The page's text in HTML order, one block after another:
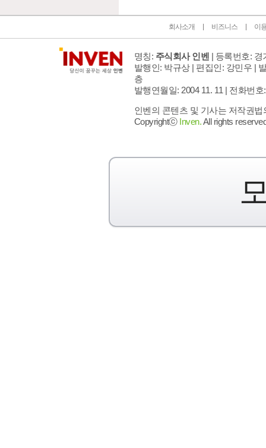
회사소개 비즈니스 이
명칭: 주식회사 인벤 | 등록번호: 경
발행인: 박규상 | 편집인: 강민우 |
층
발행연월일: 2004 11. 11 | 전화번호
인벤의 콘텐츠 및 기사는 저작권
Copyrightⓒ Inven.All rights